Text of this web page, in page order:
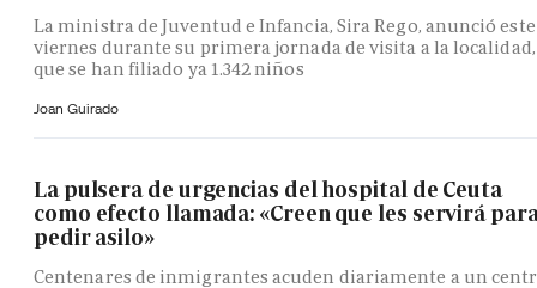
La ministra de Juventud e Infancia, Sira Rego, anunció este
viernes durante su primera jornada de visita a la localidad,
que se han filiado ya 1.342 niños
Joan Guirado
La pulsera de urgencias del hospital de Ceuta
como efecto llamada: «Creen que les servirá
pedir asilo»
Centenares de inmigrantes acuden diariamente a un